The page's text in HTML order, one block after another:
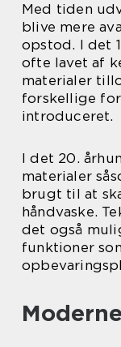
Med tiden
blive mere
opstod. I det
ofte lavet af
materialer
forskellige
introduceret.
I det 20.
materialer
brugt til at
håndvaske.
det også
funktioner